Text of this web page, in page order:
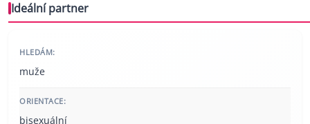
Ideální partner
HLEDÁM:
muže
ORIENTACE:
bisexuální